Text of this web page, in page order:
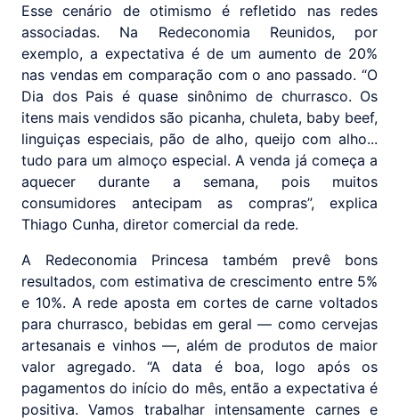
Esse cenário de otimismo é refletido nas redes
associadas. Na Redeconomia Reunidos, por
exemplo, a expectativa é de um aumento de 20%
nas vendas em comparação com o ano passado. “O
Dia dos Pais é quase sinônimo de churrasco. Os
itens mais vendidos são picanha, chuleta, baby beef,
linguiças especiais, pão de alho, queijo com alho...
tudo para um almoço especial. A venda já começa a
aquecer durante a semana, pois muitos
consumidores antecipam as compras”, explica
Thiago Cunha, diretor comercial da rede.
A Redeconomia Princesa também prevê bons
resultados, com estimativa de crescimento entre 5%
e 10%. A rede aposta em cortes de carne voltados
para churrasco, bebidas em geral — como cervejas
artesanais e vinhos —, além de produtos de maior
valor agregado. “A data é boa, logo após os
pagamentos do início do mês, então a expectativa é
positiva. Vamos trabalhar intensamente carnes e